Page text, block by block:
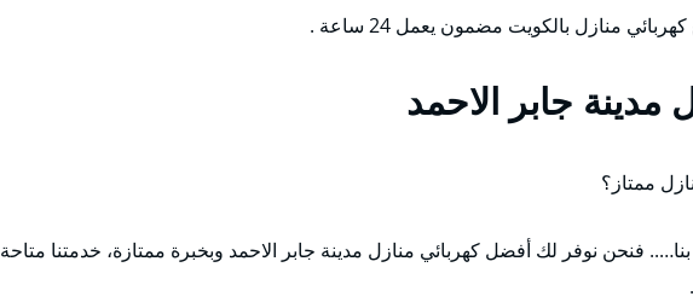
منازل بالكويت مضمون يعمل 24 ساعة .
مدينة جابر الاحمد
ممتاز؟
فنحن نوفر لك أفضل كهربائي منازل مدينة جابر الاحمد وبخبرة ممتازة، خدمتنا متاحة